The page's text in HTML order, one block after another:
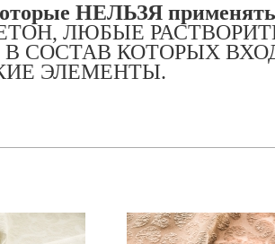
НЕЛЬЗЯ
ЛЮБЫЕ
В СОСТАВ КОТОРЫХ
ЭЛЕМЕНТЫ.